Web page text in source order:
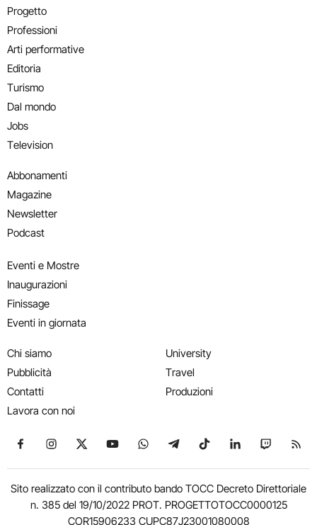
Progetto
Professioni
Arti performative
Editoria
Turismo
Dal mondo
Jobs
Television
Abbonamenti
Magazine
Newsletter
Podcast
Eventi e Mostre
Inaugurazioni
Finissage
Eventi in giornata
Chi siamo
Pubblicità
Contatti
Lavora con noi
University
Travel
Produzioni
Seguici su Facebook
Seguici su Instagram
Seguici su X
Seguici su YouTube
Seguici su WhatsApp
Seguici su Telegram
Seguici su TikTok
Seguici su
Seguici
Sito realizzato con il contributo bando TOCC Decreto Direttoriale
n. 385 del 19/10/2022 PROT. PROGETTOTOCC0000125
COR15906233 CUPC87J23001080008